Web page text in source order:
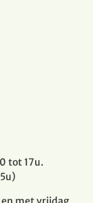
tot 17u.